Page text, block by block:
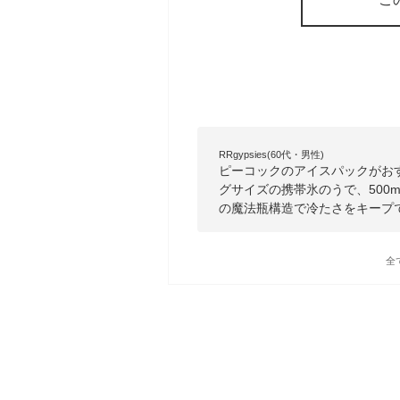
RRgypsies(60代・男性)
ピーコックのアイスパックが
グサイズの携帯氷のうで、
の魔法瓶構造で冷たさをキープ
全